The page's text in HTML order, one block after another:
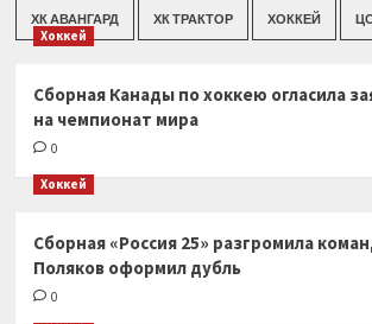
ХК АВАНГАРД ХК ТРАКТОР ХОККЕЙ
Хоккей
Сборная Канады по хоккею огласила
на чемпионат мира
0
Хоккей
Сборная «Россия 25» разгромила
Поляков оформил дубль
0